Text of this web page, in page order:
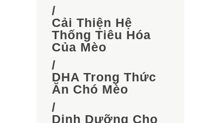
/
Cải Thiện Hệ
Thống Tiêu Hóa
Của Mèo
/
DHA Trong Thức
Ăn Chó Mèo
/
Dinh Dưỡng Cho